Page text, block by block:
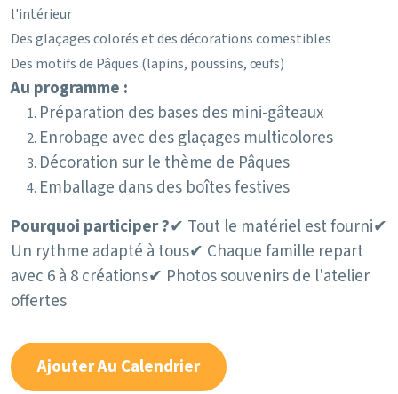
l'intérieur
Des glaçages colorés et des décorations comestibles
Des motifs de Pâques (lapins, poussins, œufs)
Au programme :
Préparation des bases des mini-gâteaux
Enrobage avec des glaçages multicolores
Décoration sur le thème de Pâques
Emballage dans des boîtes festives
Pourquoi participer ?✔ Tout le matériel est fourni✔
Un rythme adapté à tous✔ Chaque famille repart
avec 6 à 8 créations✔ Photos souvenirs de l'atelier
offertes
Ajouter Au Calendrier